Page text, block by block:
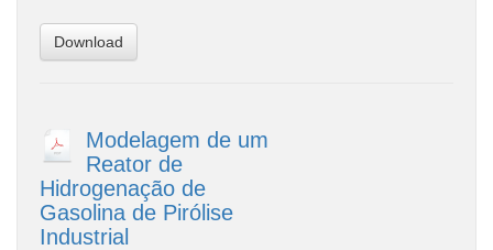
Download
Modelagem de um
Reator de
Hidrogenação de
Gasolina de Pirólise
Industrial